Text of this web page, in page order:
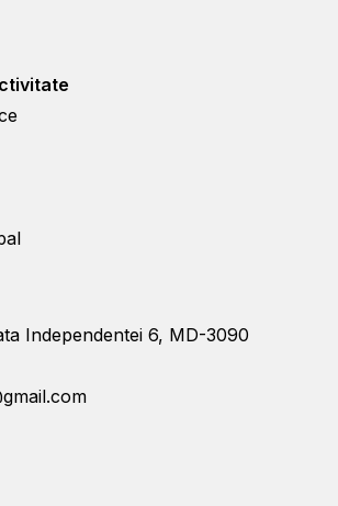
Independentei 6, MD-3090